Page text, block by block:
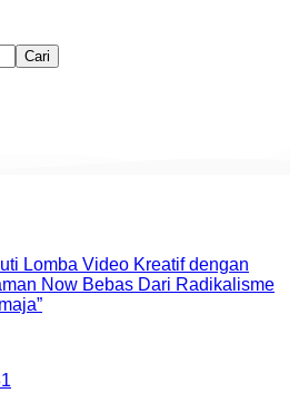
Cari
Lomba Video Kreatif dengan
Now Bebas Dari Radikalisme